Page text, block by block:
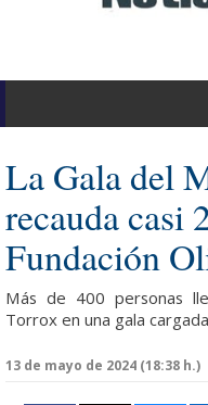
La Gala del
recauda casi
Fundación
Más de 400 personas
Torrox en una gala
13 de mayo de 2024 (18:38 h.)